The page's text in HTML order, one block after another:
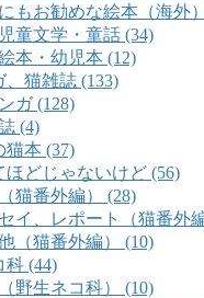
もお勧めな絵本（海外
童文学・童話 (34)
本・幼児本 (12)
猫雑誌 (133)
ガ (128)
(4)
本 (37)
どじゃないけど (56)
猫番外編） (28)
イ、レポート（猫番外
（猫番外編） (10)
(44)
野生ネコ科） (10)